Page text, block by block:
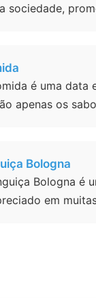
sociedade,
é uma data
apenas os
Bologna
Bologna é
em